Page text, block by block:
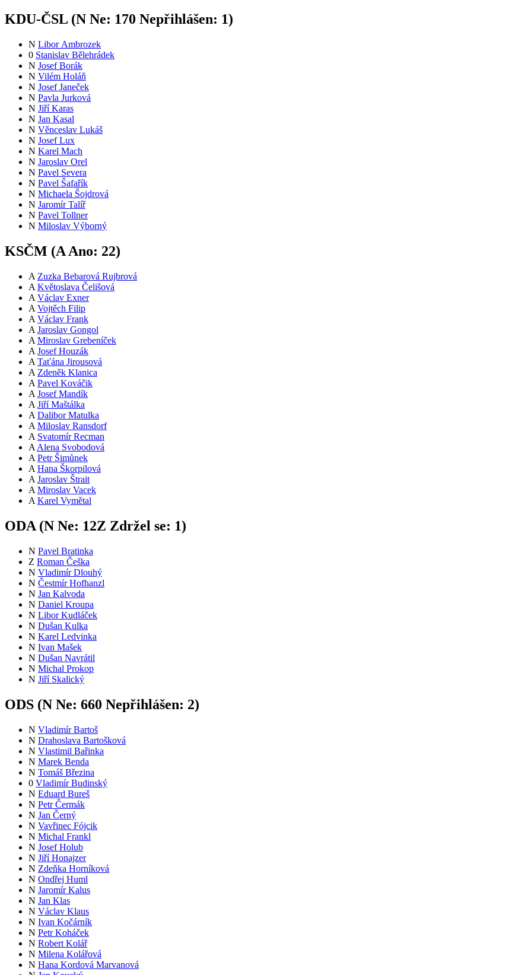
KDU-ČSL (N Ne: 170 Nepřihlášen: 1)
N Libor Ambrozek
0 Stanislav Bělehrádek
N Josef Borák
N Vilém Holáň
N Josef Janeček
N Pavla Jurková
N Jiří Karas
N Jan Kasal
N Věnceslav Lukáš
N Josef Lux
N Karel Mach
N Jaroslav Orel
N Pavel Severa
N Pavel Šafařík
N Michaela Šojdrová
N Jaromír Talíř
N Pavel Tollner
N Miloslav Výborný
KSČM (A Ano: 22)
A Zuzka Bebarová Rujbrová
A Květoslava Čelišová
A Václav Exner
A Vojtěch Filip
A Václav Frank
A Jaroslav Gongol
A Miroslav Grebeníček
A Josef Houzák
A Taťána Jirousová
A Zdeněk Klanica
A Pavel Kováčik
A Josef Mandík
A Jiří Maštálka
A Dalibor Matulka
A Miloslav Ransdorf
A Svatomír Recman
A Alena Svobodová
A Petr Šimůnek
A Hana Škorpilová
A Jaroslav Štrait
A Miroslav Vacek
A Karel Vymětal
ODA (N Ne: 12Z Zdržel se: 1)
N Pavel Bratinka
Z Roman Češka
N Vladimír Dlouhý
N Čestmír Hofhanzl
N Jan Kalvoda
N Daniel Kroupa
N Libor Kudláček
N Dušan Kulka
N Karel Ledvinka
N Ivan Mašek
N Dušan Navrátil
N Michal Prokop
N Jiří Skalický
ODS (N Ne: 660 Nepřihlášen: 2)
N Vladimír Bartoš
N Drahoslava Bartošková
N Vlastimil Bařinka
N Marek Benda
N Tomáš Březina
0 Vladimír Budinský
N Eduard Bureš
N Petr Čermák
N Jan Černý
N Vavřinec Fójcik
N Michal Frankl
N Josef Holub
N Jiří Honajzer
N Zdeňka Horníková
N Ondřej Huml
N Jaromír Kalus
N Jan Klas
N Václav Klaus
N Ivan Kočárník
N Petr Koháček
N Robert Kolář
N Milena Kolářová
N Hana Kordová Marvanová